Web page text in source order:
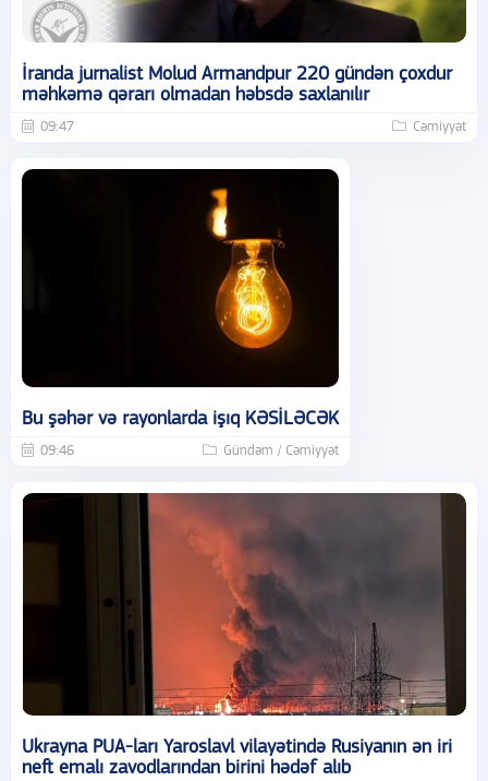
İranda jurnalist Molud Armandpur 220 gündən çoxdur
məhkəmə qərarı olmadan həbsdə saxlanılır
09:47 Cəmiyyət
Bu şəhər və rayonlarda işıq KƏSİLƏCƏK
09:46 Gündəm / Cəmiyyət
Ukrayna PUA-ları Yaroslavl vilayətində Rusiyanın ən iri
neft emalı zavodlarından birini hədəf alıb